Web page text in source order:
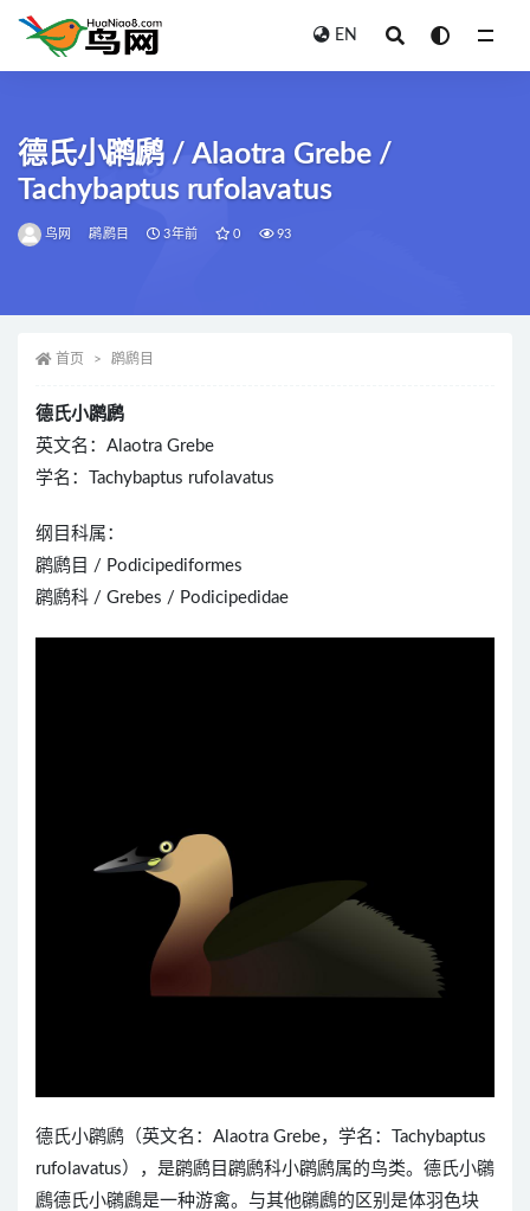
EN
德氏小䴙䴘 / Alaotra Grebe /
Tachybaptus rufolavatus
鸟网 䴙䴘目 3年前 0 93
首页 䴙䴘目
德氏小䴙䴘
英文名：Alaotra Grebe
学名：Tachybaptus rufolavatus
纲目科属：
䴙䴘目 / Podicipediformes
䴙䴘科 / Grebes / Podicipedidae
德氏小䴙䴘（英文名：Alaotra Grebe，学名：Tachybaptus
rufolavatus），是䴙䴘目䴙䴘科小䴙䴘属的鸟类。德氏小鸊
鷉德氏小鸊鷉是一种游禽。与其他鸊鷉的区别是体羽色块